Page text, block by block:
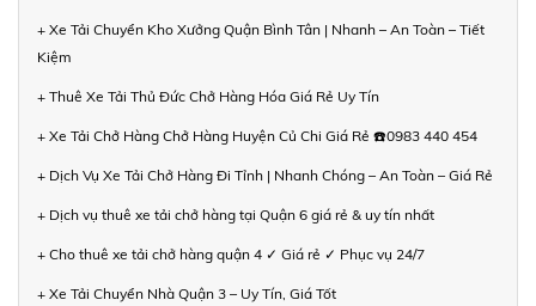
+ Xe Tải Chuyển Kho Xưởng Quận Bình Tân | Nhanh – An Toàn – Tiết
Kiệm
+ Thuê Xe Tải Thủ Đức Chở Hàng Hóa Giá Rẻ Uy Tín
+ Xe Tải Chở Hàng Chở Hàng Huyện Củ Chi Giá Rẻ ☎️0983 440 454
+ Dịch Vụ Xe Tải Chở Hàng Đi Tỉnh | Nhanh Chóng – An Toàn – Giá Rẻ
+ Dịch vụ thuê xe tải chở hàng tại Quận 6 giá rẻ & uy tín nhất
+ Cho thuê xe tải chở hàng quận 4 ✓ Giá rẻ ✓ Phục vụ 24/7
+ Xe Tải Chuyển Nhà Quận 3 – Uy Tín, Giá Tốt